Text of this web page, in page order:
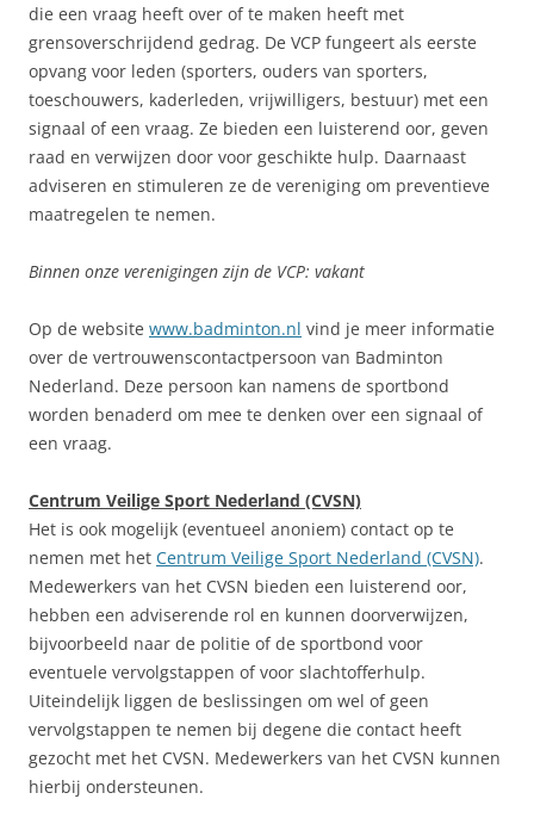
die een vraag heeft over of te maken heeft met
grensoverschrijdend gedrag. De VCP fungeert als eerste
opvang voor leden (sporters, ouders van sporters,
toeschouwers, kaderleden, vrijwilligers, bestuur) met een
signaal of een vraag. Ze bieden een luisterend oor, geven
raad en verwijzen door voor geschikte hulp. Daarnaast
adviseren en stimuleren ze de vereniging om preventieve
maatregelen te nemen.
Binnen onze verenigingen zijn de VCP: vakant
Op de website www.badminton.nl vind je meer informatie
over de vertrouwenscontactpersoon van Badminton
Nederland. Deze persoon kan namens de sportbond
worden benaderd om mee te denken over een signaal of
een vraag.
Centrum Veilige Sport Nederland (CVSN)
Het is ook mogelijk (eventueel anoniem) contact op te
nemen met het Centrum Veilige Sport Nederland (CVSN).
Medewerkers van het CVSN bieden een luisterend oor,
hebben een adviserende rol en kunnen doorverwijzen,
bijvoorbeeld naar de politie of de sportbond voor
eventuele vervolgstappen of voor slachtofferhulp.
Uiteindelijk liggen de beslissingen om wel of geen
vervolgstappen te nemen bij degene die contact heeft
gezocht met het CVSN. Medewerkers van het CVSN kunnen
hierbij ondersteunen.